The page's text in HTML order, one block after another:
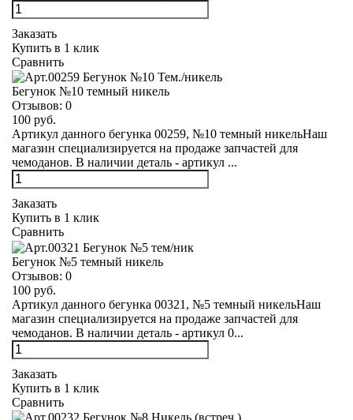
Заказать
Купить в 1 клик
Сравнить
Бегунок №10 темный никель
Отзывов: 0
100 руб.
Артикул данного бегунка 00259, №10 темный никельНаш
магазин специализируется на продаже запчастей для
чемоданов. В наличии деталь - артикул ...
Заказать
Купить в 1 клик
Сравнить
Бегунок №5 темный никель
Отзывов: 0
100 руб.
Артикул данного бегунка 00321, №5 темный никельНаш
магазин специализируется на продаже запчастей для
чемоданов. В наличии деталь - артикул 0...
Заказать
Купить в 1 клик
Сравнить